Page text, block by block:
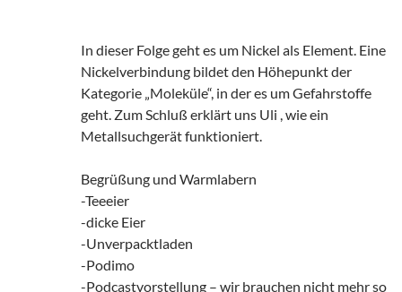
In dieser Folge geht es um Nickel als Element. Eine
Nickelverbindung bildet den Höhepunkt der
Kategorie „Moleküle“, in der es um Gefahrstoffe
geht. Zum Schluß erklärt uns Uli , wie ein
Metallsuchgerät funktioniert.
Begrüßung und Warmlabern
-Teeeier
-dicke Eier
-Unverpacktladen
-Podimo
-Podcastvorstellung – wir brauchen nicht mehr so